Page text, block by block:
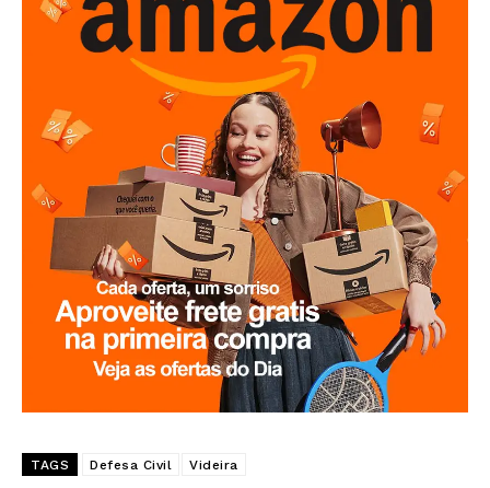
TAGS Defesa Civil Videira